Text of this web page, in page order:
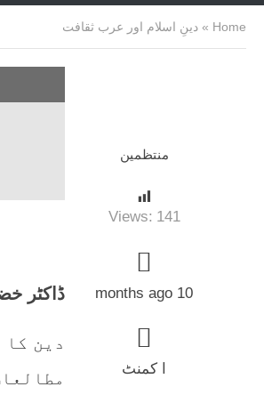
Home
» دینِ اسلام اور عرب ثقافت
منتظمین
Views: 141
10 months ago
ا کمنٹ
ڈاکٹر
دین کا